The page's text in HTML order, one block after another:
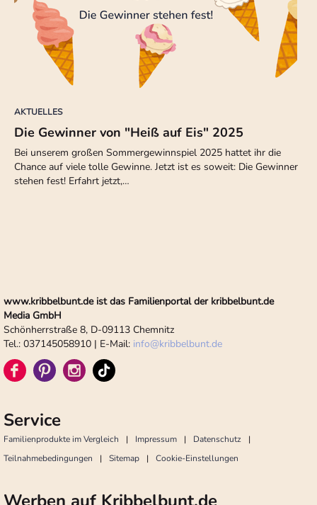
AKTUELLES
Die Gewinner von "Heiß auf Eis" 2025
Bei unserem großen Sommergewinnspiel 2025 hattet ihr die
Chance auf viele tolle Gewinne. Jetzt ist es soweit: Die Gewinner
stehen fest! Erfahrt jetzt,…
www.kribbelbunt.de ist das Familienportal der kribbelbunt.de
Media GmbH
Schönherrstraße 8, D-09113 Chemnitz
Tel.: 037145058910 | E-Mail: info@kribbelbunt.de
Service
Familienprodukte im Vergleich Impressum
Datenschutz
Teilnahmebedingungen
Sitemap Cookie-Einstellungen